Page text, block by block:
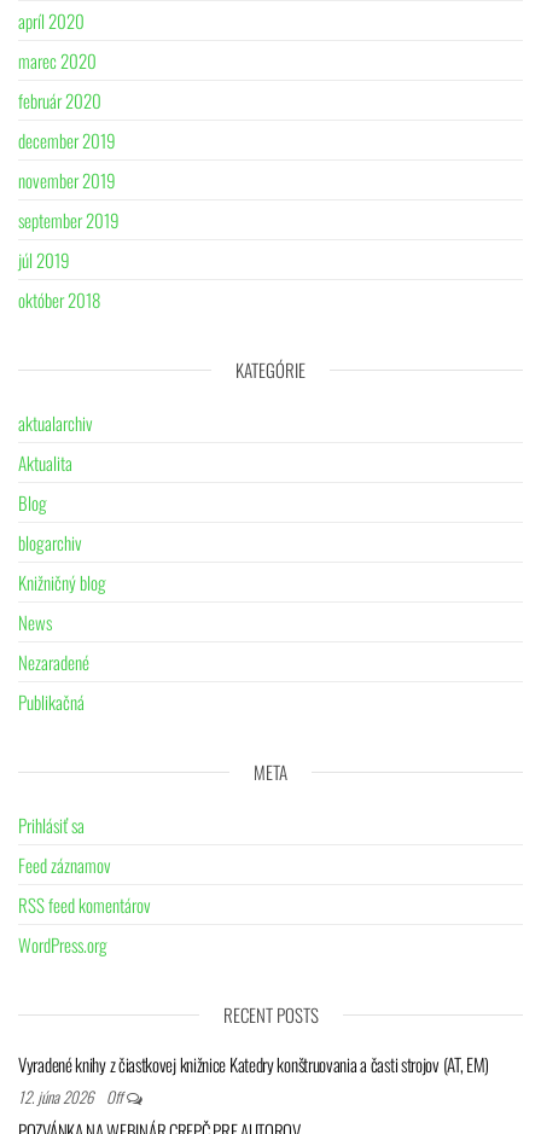
apríl 2020
marec 2020
február 2020
december 2019
november 2019
september 2019
júl 2019
október 2018
KATEGÓRIE
aktualarchiv
Aktualita
Blog
blogarchiv
Knižničný blog
News
Nezaradené
Publikačná
META
Prihlásiť sa
Feed záznamov
RSS feed komentárov
WordPress.org
RECENT POSTS
Vyradené knihy z čiastkovej knižnice Katedry konštruovania a časti strojov (AT, EM)
12. júna 2026 Off